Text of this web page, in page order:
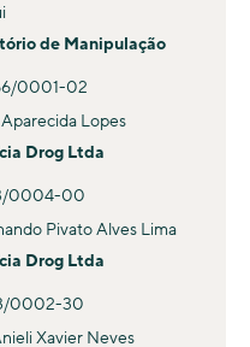
de Manipulação
0001-02
Lopes
Drog Ltda
0004-00
Pivato Alves Lima
Drog Ltda
0002-30
Xavier Neves